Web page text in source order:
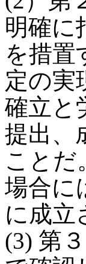
明確に
を措置
定の実
確立と
提出、
ことだ
場合に
に成立
(3) 第